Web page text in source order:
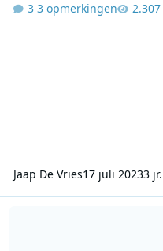
3 opmerkingen
Jaap De Vries17 juli 20233 jr.